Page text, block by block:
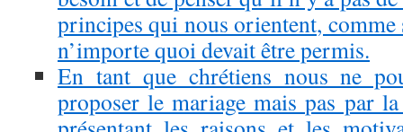
principes qui nous orientent, comme
n’importe quoi devait être permis.
En tant que chrétiens nous ne
proposer le mariage mais pas par